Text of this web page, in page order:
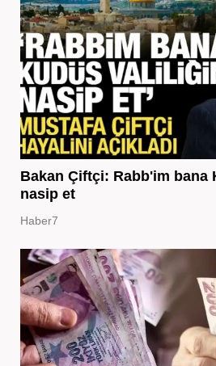
Bakan Çiftçi: Rabb'im bana
nasip et
Haber7